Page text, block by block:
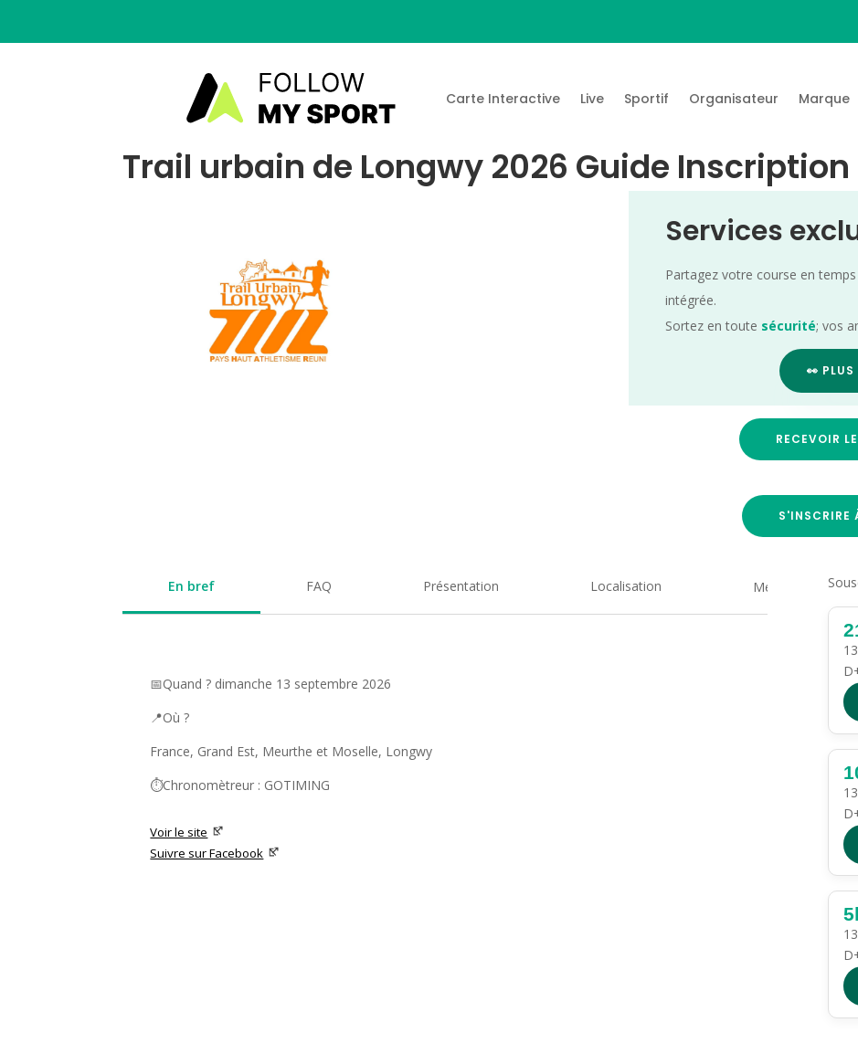
Carte Interactive Live Sportif Organisateur Marque
Trail urbain de Longwy 2026 Guide
Services
Partagez votre course en
intégrée.
Sortez en toute sécurité; vos
👀
RECEVOIR
S'INSCRIRE
En bref FAQ Présentation Localisation Medias
📅Quand ? dimanche 13 septembre 2026
📍Où ?
France, Grand Est, Meurthe et Moselle, Longwy
⏱️Chronomètreur : GOTIMING
Voir le site
Suivre sur Facebook